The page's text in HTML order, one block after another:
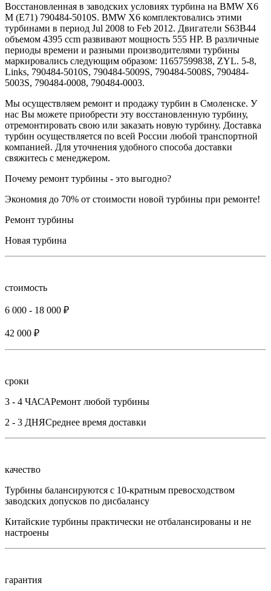
Восстановленная в заводских условиях турбина на BMW X6
M (E71) 790484-5010S. BMW X6 комплектовались этими
турбинами в период Jul 2008 to Feb 2012. Двигатели S63B44
объемом 4395 ccm развивают мощность 555 HP. В различные
периоды времени и разными производителями турбины
маркировались следующим образом: 11657599838, ZYL. 5-8,
Links, 790484-5010S, 790484-5009S, 790484-5008S, 790484-
5003S, 790484-0008, 790484-0003.
Мы осуществляем ремонт и продажу турбин в Смоленске. У
нас Вы можете приобрести эту восстановленную турбину,
отремонтировать свою или заказать новую турбину. Доставка
турбин осуществляется по всей России любой транспортной
компанией. Для уточнения удобного способа доставки
свяжитесь с менеджером.
Почему ремонт турбины - это выгодно?
Экономия до 70% от стоимости новой турбины при ремонте!
Ремонт турбины
Новая турбина
стоимость
6 000 - 18 000 ₽
42 000 ₽
сроки
3 - 4 ЧАСАРемонт любой турбины
2 - 3 ДНЯСреднее время доставки
качество
Турбины балансируются с 10-кратным превосходством
заводских допусков по дисбалансу
Китайские турбины практически не отбалансированы и не
настроены
гарантия